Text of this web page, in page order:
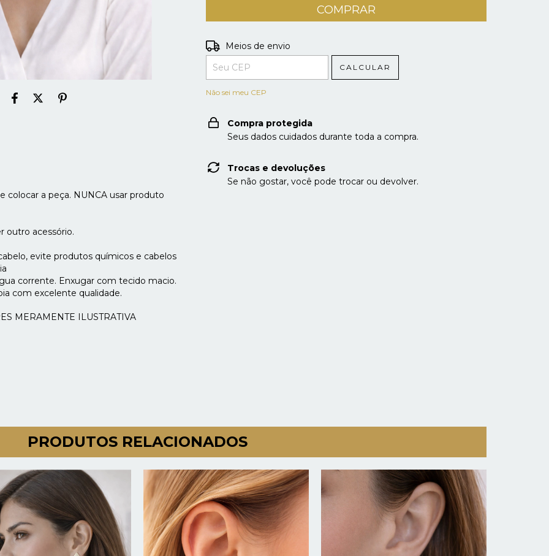
colocar a peça. NUNCA usar produto
outro acessório.
evite produtos químicos e cabelos
corrente. Enxugar com tecido macio.
com excelente qualidade.
MERAMENTE ILUSTRATIVA
Entregas para o CEP:
Meios de envio
CALCULAR
Não sei meu CEP
Compra protegida
Seus dados cuidados durante toda a compra.
Trocas e devoluções
Se não gostar, você pode trocar ou devolver.
PRODUTOS RELACIONADOS